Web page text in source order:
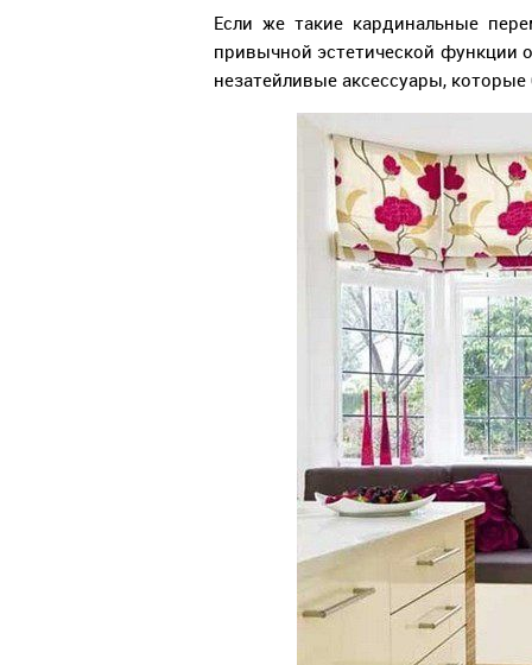
Если же такие кардинальные
привычной эстетической функции
незатейливые аксессуары,